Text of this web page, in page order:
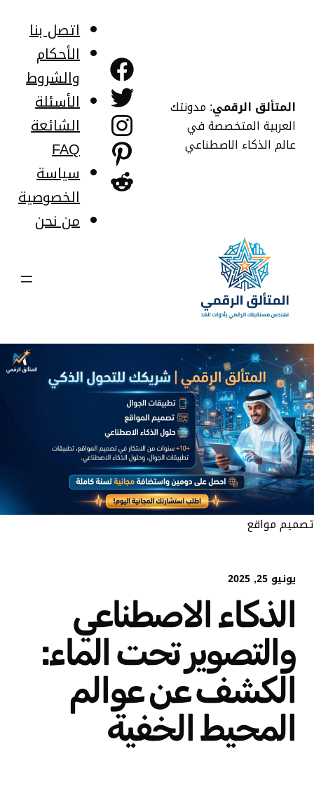
المتألق الرقمي: مدونتك
العربية المتخصصة في
عالم الذكاء الاصطناعي
فيسبوك
تويتر
إنستجرام
بينتريست
ريديت
اتصل بنا
الأحكام
والشروط
الأسئلة
الشائعة
FAQ
سياسة
الخصوصية
من نحن
تصميم مواقع
يونيو 25, 2025
الذكاء الاصطناعي
والتصوير تحت الماء:
الكشف عن عوالم
المحيط الخفية